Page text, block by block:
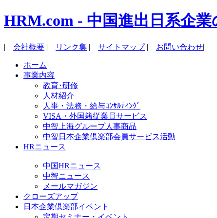
HRM.com - 中国進出日系企
| 会社概要 | リンク集 | サイトマップ| お問い合わせ|
ホーム
事業内容
教育･研修
人材紹介
人事・法務・給与ｺﾝｻﾙﾃｨﾝｸﾞ
VISA・外国籍従業員サービス
中智上海グループ人事商品
中智日本企業倶楽部会員サービス活動
HRニュース
中国HRニュース
中智ニュース
メールマガジン
クローズアップ
日本企業倶楽部イベント